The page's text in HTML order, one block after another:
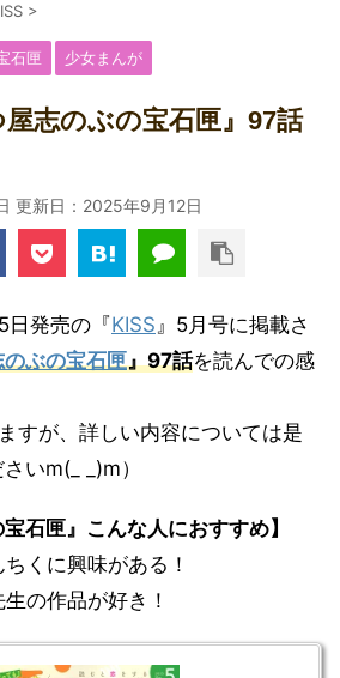
>
石匣 少女まんが
屋志のぶの宝石匣』97話
更新日： 2025年9月12日
日発売の『KISS』5月号に掲載さ
ぶの宝石匣』97話を読んでの感
すが、詳しい内容については是
いm(_ _)m）
石匣』こんな人におすすめ】
くに興味がある！
の作品が好き！